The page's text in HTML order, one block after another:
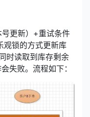
更新）+重试条件
观锁的方式更新库
时读取到库存剩余
失败。流程如下：